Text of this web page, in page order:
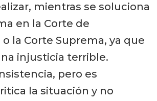
mientras se soluciona
en la Corte de
la Corte Suprema, ya que
injusticia terrible.
pero es
la situación y no